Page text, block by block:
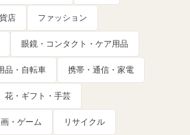
店 ファッション
眼鏡・コンタクト・ケア用品
品・自転車 携帯・通信・家電
花・ギフト・手芸
・ゲーム リサイクル